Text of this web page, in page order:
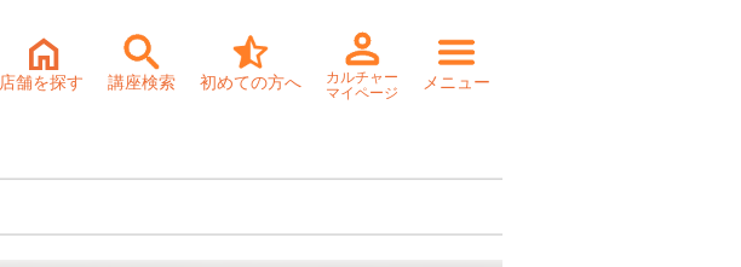
店舗を探す 講座検索 初めての方へ
カルチャー
マイページ
メニュー